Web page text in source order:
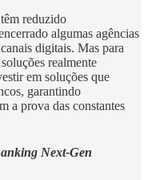
reduzido
algumas agências
digitais. Mas para
realmente
em soluções que
garantindo
a prova das constantes
Next-Gen